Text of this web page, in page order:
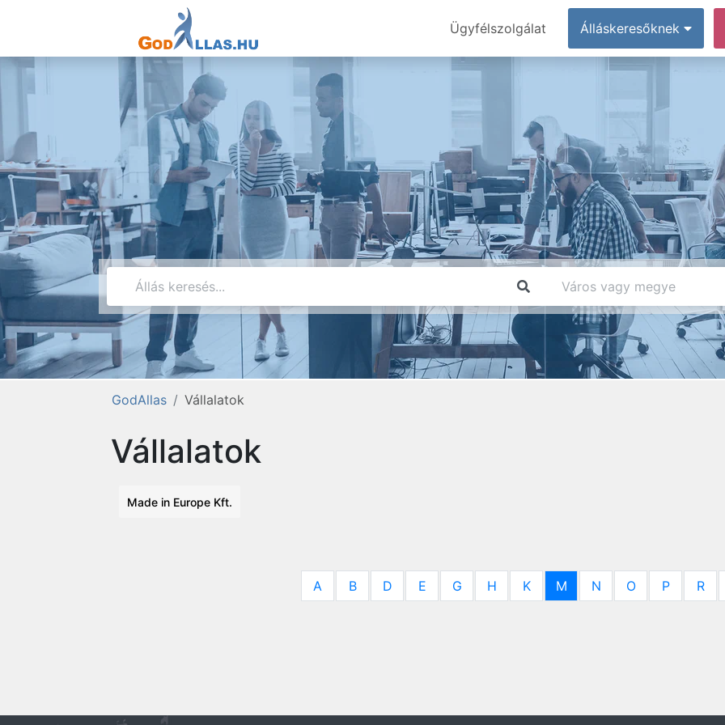
Ügyfélszolgálat Álláskeresőknek
GodAllas Vállalatok
Vállalatok
Made in Europe Kft.
A B D E G H K M N O P R